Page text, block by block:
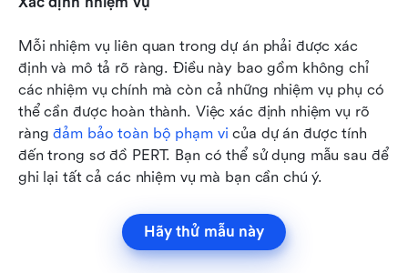
Mỗi nhiệm vụ liên quan trong dự án phải được xác
định và mô tả rõ ràng. Điều này bao gồm không chỉ
các nhiệm vụ chính mà còn cả những nhiệm vụ phụ có
thể cần được hoàn thành. Việc xác định nhiệm vụ rõ
ràng đảm bảo toàn bộ phạm vi của dự án được tính
đến trong sơ đồ PERT. Bạn có thể sử dụng mẫu sau để
ghi lại tất cả các nhiệm vụ mà bạn cần chú ý.
Hãy thử mẫu này